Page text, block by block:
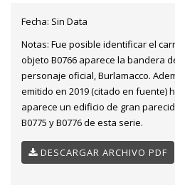
Fecha: Sin Data
Notas: Fue posible identificar el
objeto B0766 aparece la bandera
personaje oficial, Burlamacco.
emitido en 2019 (citado en fuente)
aparece un edificio de gran
B0775 y B0776 de esta serie.
DESCARGAR ARCHIVO PDF